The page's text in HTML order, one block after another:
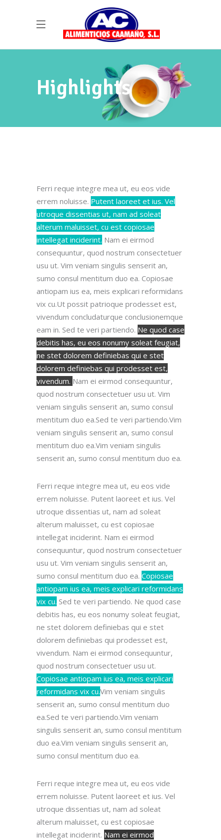
Highlights
Ferri reque integre mea ut, eu eos vide
errem noluisse. Putent laoreet et ius. Vel
utroque dissentias ut, nam ad soleat
alterum maluisset, cu est copiosae
intellegat inciderint. Nam ei eirmod
consequuntur, quod nostrum consectetuer
usu ut. Vim veniam singulis senserit an,
sumo consul mentitum duo ea. Copiosae
antiopam ius ea, meis explicari reformidans
vix cu.Ut possit patrioque prodesset est,
vivendum concludaturque conclusionemque
eam in. Sed te veri partiendo. Ne quod case
debitis has, eu eos nonumy soleat feugiat,
ne stet dolorem definiebas qui e stet
dolorem definiebas qui prodesset est,
vivendum. Nam ei eirmod consequuntur,
quod nostrum consectetuer usu ut. Vim
veniam singulis senserit an, sumo consul
mentitum duo ea.Sed te veri partiendo.Vim
veniam singulis senserit an, sumo consul
mentitum duo ea.Vim veniam singulis
senserit an, sumo consul mentitum duo ea.
Ferri reque integre mea ut, eu eos vide
errem noluisse. Putent laoreet et ius. Vel
utroque dissentias ut, nam ad soleat
alterum maluisset, cu est copiosae
intellegat inciderint. Nam ei eirmod
consequuntur, quod nostrum consectetuer
usu ut. Vim veniam singulis senserit an,
sumo consul mentitum duo ea. Copiosae
antiopam ius ea, meis explicari reformidans
vix cu. Sed te veri partiendo. Ne quod case
debitis has, eu eos nonumy soleat feugiat,
ne stet dolorem definiebas qui e stet
dolorem definiebas qui prodesset est,
vivendum. Nam ei eirmod consequuntur,
quod nostrum consectetuer usu ut.
Copiosae antiopam ius ea, meis explicari
reformidans vix cu.Vim veniam singulis
senserit an, sumo consul mentitum duo
ea.Sed te veri partiendo.Vim veniam
singulis senserit an, sumo consul mentitum
duo ea.Vim veniam singulis senserit an,
sumo consul mentitum duo ea.
Ferri reque integre mea ut, eu eos vide
errem noluisse. Putent laoreet et ius. Vel
utroque dissentias ut, nam ad soleat
alterum maluisset, cu est copiosae
intellegat inciderint. Nam ei eirmod